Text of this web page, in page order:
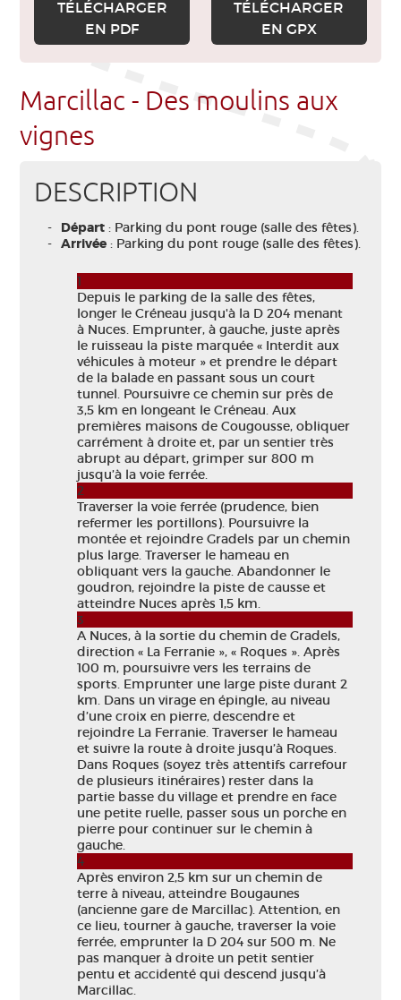
TÉLÉCHARGER
EN PDF
TÉLÉCHARGER
EN GPX
Marcillac - Des moulins aux
vignes
DESCRIPTION
Départ : Parking du pont rouge (salle des fêtes).
Arrivée : Parking du pont rouge (salle des fêtes).
1
Depuis le parking de la salle des fêtes,
longer le Créneau jusqu'à la D 204 menant
à Nuces. Emprunter, à gauche, juste après
le ruisseau la piste marquée « Interdit aux
véhicules à moteur » et prendre le départ
de la balade en passant sous un court
tunnel. Poursuivre ce chemin sur près de
3,5 km en longeant le Créneau. Aux
premières maisons de Cougousse, obliquer
carrément à droite et, par un sentier très
abrupt au départ, grimper sur 800 m
jusqu’à la voie ferrée.
2
Traverser la voie ferrée (prudence, bien
refermer les portillons). Poursuivre la
montée et rejoindre Gradels par un chemin
plus large. Traverser le hameau en
obliquant vers la gauche. Abandonner le
goudron, rejoindre la piste de causse et
atteindre Nuces après 1,5 km.
3
A Nuces, à la sortie du chemin de Gradels,
direction « La Ferranie », « Roques ». Après
100 m, poursuivre vers les terrains de
sports. Emprunter une large piste durant 2
km. Dans un virage en épingle, au niveau
d’une croix en pierre, descendre et
rejoindre La Ferranie. Traverser le hameau
et suivre la route à droite jusqu’à Roques.
Dans Roques (soyez très attentifs carrefour
de plusieurs itinéraires) rester dans la
partie basse du village et prendre en face
une petite ruelle, passer sous un porche en
pierre pour continuer sur le chemin à
gauche.
4
Après environ 2,5 km sur un chemin de
terre à niveau, atteindre Bougaunes
(ancienne gare de Marcillac). Attention, en
ce lieu, tourner à gauche, traverser la voie
ferrée, emprunter la D 204 sur 500 m. Ne
pas manquer à droite un petit sentier
pentu et accidenté qui descend jusqu’à
Marcillac.